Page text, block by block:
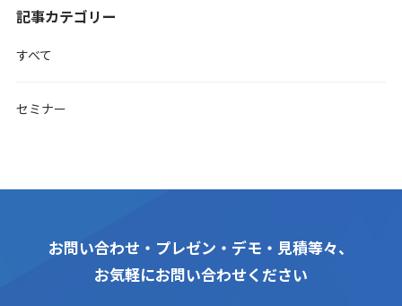
記事カテゴリー
すべて
セミナー
お問い合わせ・プレゼン・デモ・見積等々、
お気軽にお問い合わせください